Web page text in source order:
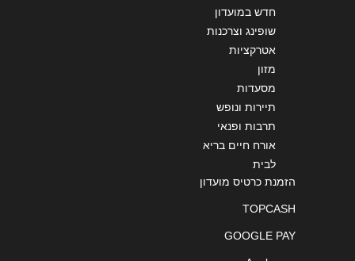
חדש במועדון
שופינג וצרכנות
אטרקציות
מזון
מסעדות
תיירות ונופש
תרבות ופנאי
אורח חיים בריא
לבית
הזמנת כרטיס מועדון
TOPCASH
GOOGLE PAY